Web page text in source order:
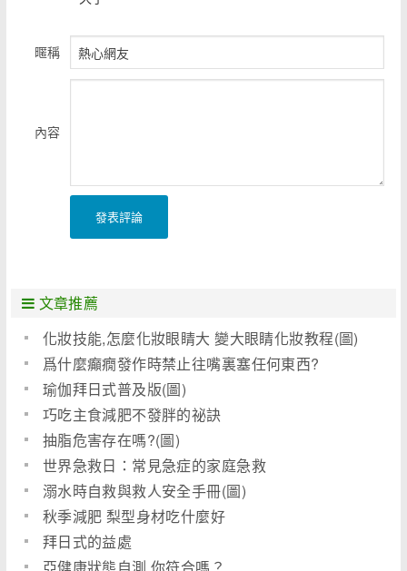
暱稱
內容
發表評論
文章推薦
化妝技能,怎麼化妝眼睛大 變大眼睛化妝教程(圖)
爲什麼癲癇發作時禁止往嘴裏塞任何東西?
瑜伽拜日式普及版(圖)
巧吃主食減肥不發胖的祕訣
抽脂危害存在嗎?(圖)
世界急救日：常見急症的家庭急救
溺水時自救與救人安全手冊(圖)
秋季減肥 梨型身材吃什麼好
拜日式的益處